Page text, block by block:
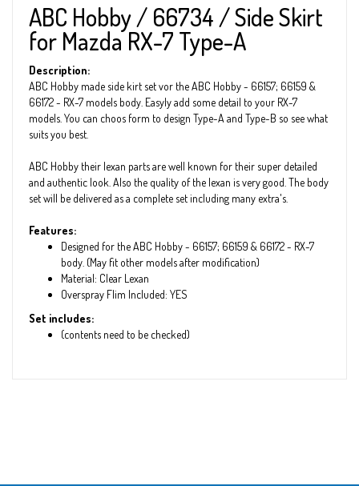
ABC Hobby / 66734 / Side Skirt
for Mazda RX-7 Type-A
Description:
ABC Hobby made side kirt set vor the ABC Hobby - 66157; 66159 &
66172 - RX-7 models body. Easyly add some detail to your RX-7
models. You can choos form to design Type-A and Type-B so see what
suits you best.
ABC Hobby their lexan parts are well known for their super detailed
and authentic look. Also the quality of the lexan is very good. The body
set will be delivered as a complete set including many extra's.
Features:
Designed for the ABC Hobby - 66157; 66159 & 66172 - RX-7
body. (May fit other models after modification)
Material: Clear Lexan
Overspray Flim Included: YES
Set includes:
(contents need to be checked)